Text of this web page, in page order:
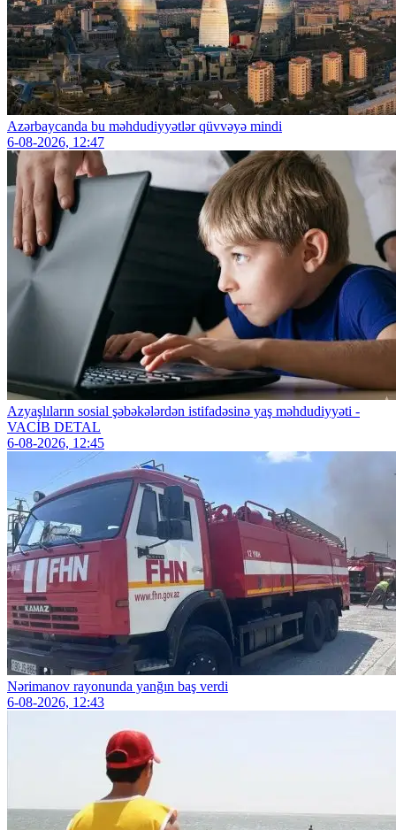
Azərbaycanda bu məhdudiyyətlər qüvvəyə mindi
6-08-2026, 12:47
Azyaşlıların sosial şəbəkələrdən istifadəsinə yaş məhdudiyyəti -
VACİB DETAL
6-08-2026, 12:45
Nərimanov rayonunda yanğın baş verdi
6-08-2026, 12:43